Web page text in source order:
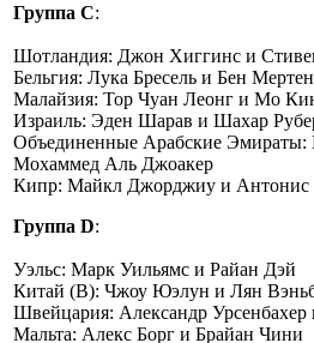
Группа C:
Шотландия: Джон Хиггинс и
Бельгия: Лука Бресель и Бен
Малайзия: Тор Чуан Леонг и Мо
Израиль: Эден Шарав и Шахар
Объединенные Арабские
Мохаммед Аль Джоакер
Кипр: Майкл Джорджиу и Антонис
Группа D:
Уэльс: Марк Уильямс и Райан Дэй
Китай (B): Чжоу Юэлун и Лян
Швейцария: Александр Урсенбахер
Мальта: Алекс Борг и Брайан Чини